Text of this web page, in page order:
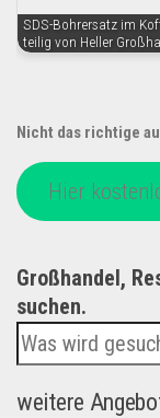
SDS-Bohrersatz im
teilig von Heller
Nicht das richtige
Hier
Großhandel,
suchen.
weitere